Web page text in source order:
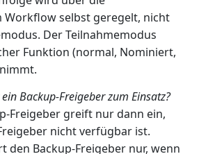
Workflow selbst geregelt, nicht
Der Teilnahmemodus
Funktion (normal, Nominiert,
Backup-Freigeber zum Einsatz?
Freigeber greift nur dann ein,
nicht verfügbar ist.
den Backup-Freigeber nur, wenn